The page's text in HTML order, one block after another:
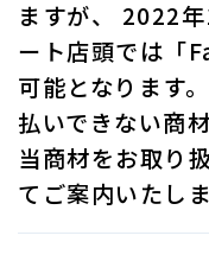
ますが、 2022
ート店頭では「
可能となります
払いできない商
当商材をお取り
てご案内いたしま